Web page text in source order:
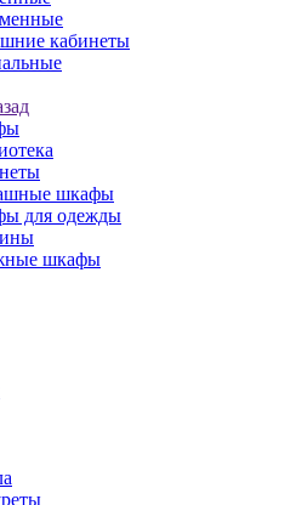
кабинеты
шкафы
для одежды
шкафы